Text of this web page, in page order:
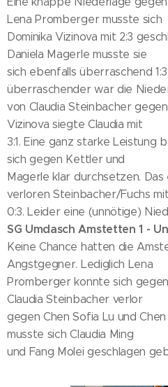
Lena Promberger musste sich
Dominika Vizinova mit 2:3
Daniela Magerle musste sie
sich ebenfalls überraschend
überraschender war die
von Claudia Steinbacher
Vizinova siegte Claudia mit
3:1. Eine ganz starke Leistung
sich gegen Kettler und
Magerle klar durchsetzen.
verloren Steinbacher/Fuchs mit
0:3. Leider eine (unnötige)
SG Umdasch Amstetten 1 -
Keine Chance hatten die
Angstgegner. Lediglich Lena
Promberger konnte sich
Claudia Steinbacher verlor
gegen Chen Sofia Lu und
musste sich Claudia Ming
und Fang Molei geschlagen